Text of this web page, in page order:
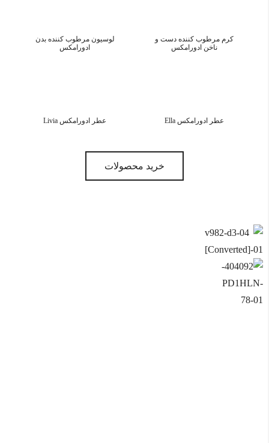
کرم مرطوب کننده دست و
ناخن ادورامکس
لوسیون مرطوب کننده بدن
ادورامکس
عطر ادورامکس Ella عطر ادورامکس Livia
خرید محصولات